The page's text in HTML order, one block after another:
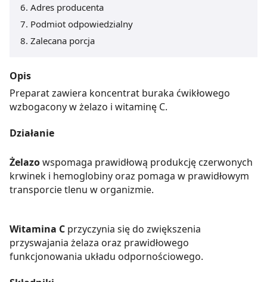
Adres producenta
Podmiot odpowiedzialny
Zalecana porcja
Opis
Preparat zawiera koncentrat buraka ćwikłowego
wzbogacony w żelazo i witaminę C.
Działanie
Żelazowspomaga prawidłową produkcję czerwonych
krwinek i hemoglobiny oraz pomaga w prawidłowym
transporcie tlenu w organizmie.
Witamina C przyczynia się do zwiększenia
przyswajania żelaza oraz prawidłowego
funkcjonowania układu odpornościowego.